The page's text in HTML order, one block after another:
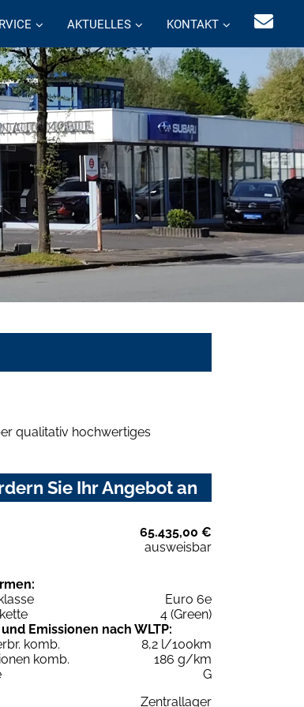
AKTUELLES KONTAKT
qualitativ hochwertiges
Sie Ihr Angebot an
65.435,00 €
ausweisbar
Euro 6e
4 (Green)
Emissionen nach WLTP:
komb.
8,2 l/100km
komb.
186 g/km
G
Zentrallager